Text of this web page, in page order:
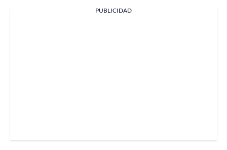
PUBLICIDAD